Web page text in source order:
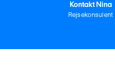
Kontakt Nina
Rejsekonsulent